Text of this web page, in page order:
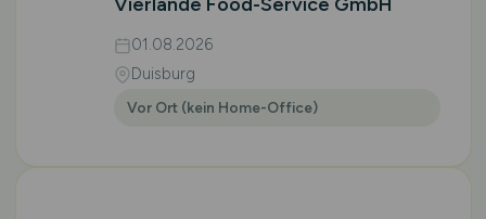
01.08.2026
Duisburg
Vor Ort (kein Home-Office)